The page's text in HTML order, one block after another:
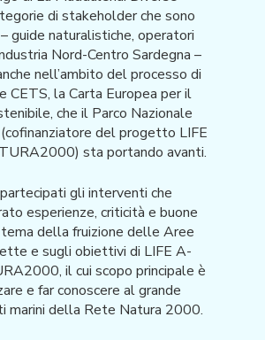
di stakeholder che sono
guide naturalistiche, operatori
Nord-Centro Sardegna –
nell’ambito del processo di
CETS, la Carta Europea per il
che il Parco Nazionale
(cofinanziatore del progetto LIFE
sta portando avanti.
gli interventi che
esperienze, criticità e buone
della fruizione delle Aree
e sugli obiettivi di LIFE A-
il cui scopo principale è
e far conoscere al grande
marini della Rete Natura 2000.